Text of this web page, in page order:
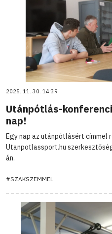
2025. 11. 30. 14:39
Utánpótlás-
nap!
Egy nap az utánpótlásért címmel
Utanpotlassport.hu
án.
#SZAKSZEMMEL